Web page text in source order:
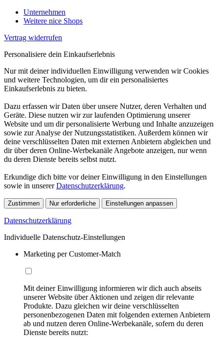
Unternehmen
Weitere nice Shops
Vertrag widerrufen
Personalisiere dein Einkaufserlebnis
Nur mit deiner individuellen Einwilligung verwenden wir Cookies
und weitere Technologien, um dir ein personalisiertes
Einkaufserlebnis zu bieten.
Dazu erfassen wir Daten über unsere Nutzer, deren Verhalten und
Geräte. Diese nutzen wir zur laufenden Optimierung unserer
Website und um dir personalisierte Werbung und Inhalte anzuzeigen
sowie zur Analyse der Nutzungsstatistiken. Außerdem können wir
deine verschlüsselten Daten mit externen Anbietern abgleichen und
dir über deren Online-Werbekanäle Angebote anzeigen, nur wenn
du deren Dienste bereits selbst nutzt.
Erkundige dich bitte vor deiner Einwilligung in den Einstellungen
sowie in unsererDatenschutzerklärung.
Zustimmen Nur erforderliche Einstellungen anpassen
Datenschutzerklärung
Individuelle Datenschutz-Einstellungen
Marketing per Customer-Match
Mit deiner Einwilligung informieren wir dich auch abseits
unserer Website über Aktionen und zeigen dir relevante
Produkte. Dazu gleichen wir deine verschlüsselten
personenbezogenen Daten mit folgenden externen Anbietern
ab und nutzen deren Online-Werbekanäle, sofern du deren
Dienste bereits nutzt: